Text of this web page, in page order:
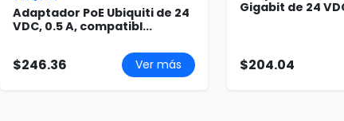
Adaptador PoE Ubiquiti de 24
VDC, 0.5 A, compatibl...
$246.36 Ver más
Gigabit de 24
$204.04